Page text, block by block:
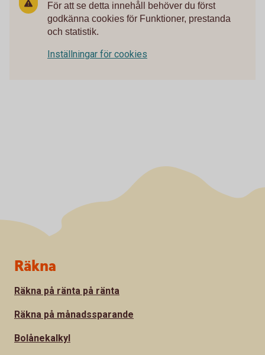
För att se detta innehåll behöver du först
godkänna cookies för Funktioner, prestanda
och statistik.
Inställningar för cookies
Sidfot
Räkna
Räkna på ränta på ränta
Räkna på månadssparande
Bolånekalkyl